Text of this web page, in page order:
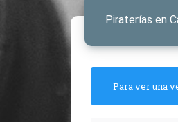
Piraterías en
Para ver una